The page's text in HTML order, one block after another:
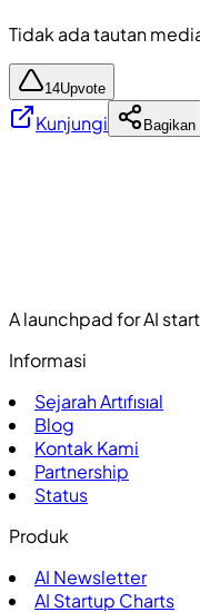
Tidak ada tautan
14Upvote
Kunjungi Bagikan
A launchpad for AI
Informasi
Sejarah Artıfısıal
Blog
Kontak Kami
Partnership
Status
Produk
AI Newsletter
AI Startup Charts